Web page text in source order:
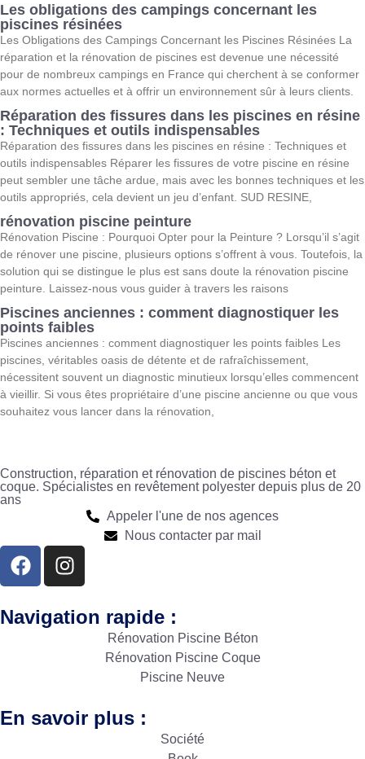
Les obligations des campings concernant les
piscines résinées
Les Obligations des Campings Concernant les Piscines Résinées La
réparation et la rénovation de piscines est devenue une nécessité
pour de nombreux campings en France qui cherchent à se conformer
aux normes actuelles et à offrir un environnement sûr à leurs clients.
Réparation des fissures dans les piscines en résine
: Techniques et outils indispensables
Réparation des fissures dans les piscines en résine : Techniques et
outils indispensables Réparer les fissures de votre piscine en résine
peut sembler une tâche ardue, mais avec les bonnes techniques et les
outils appropriés, cela devient un jeu d’enfant. SUD RESINE,
rénovation piscine peinture
Rénovation Piscine : Pourquoi Opter pour la Peinture ? Lorsqu’il s’agit
de rénover une piscine, plusieurs options s’offrent à vous. Toutefois, la
solution qui se distingue le plus est sans doute la rénovation piscine
peinture. Laissez-nous vous guider à travers les raisons
Piscines anciennes : comment diagnostiquer les
points faibles
Piscines anciennes : comment diagnostiquer les points faibles Les
piscines, véritables oasis de détente et de rafraîchissement,
nécessitent souvent un diagnostic minutieux lorsqu’elles commencent
à vieillir. Si vous êtes propriétaire d’une piscine ancienne ou que vous
souhaitez vous lancer dans la rénovation,
Construction, réparation et rénovation de piscines béton et
coque. Spécialistes en revêtement polyester depuis plus de 20
ans
Appeler l'une de nos agences
Nous contacter par mail
Navigation rapide :
Rénovation Piscine Béton
Rénovation Piscine Coque
Piscine Neuve
En savoir plus :
Société